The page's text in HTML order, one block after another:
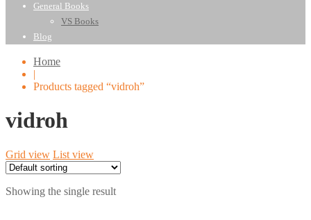
General Books
VS Books
Blog
Home
|
Products tagged “vidroh”
vidroh
Grid view List view
Showing the single result